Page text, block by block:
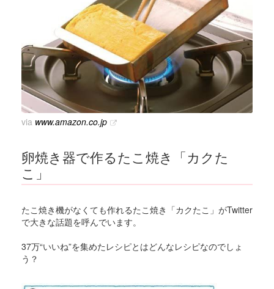
via www.amazon.co.jp
卵焼き器で作るたこ焼き「カクた
こ」
たこ焼き機がなくても作れるたこ焼き「カクたこ」がTwitter
で大きな話題を呼んでいます。
37万“いいね”を集めたレシピとはどんなレシピなのでしょ
う？